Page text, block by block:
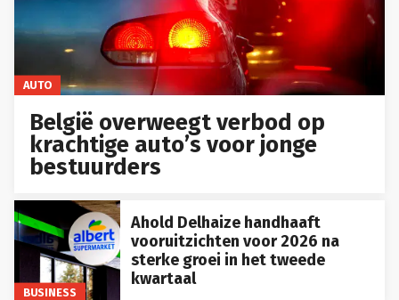
AUTO
België overweegt verbod op
krachtige auto’s voor jonge
bestuurders
BUSINESS
Ahold Delhaize handhaaft
vooruitzichten voor 2026 na
sterke groei in het tweede
kwartaal